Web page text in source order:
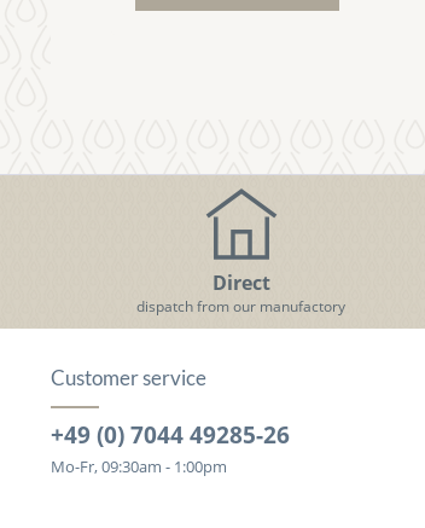
Direct
dispatch from our manufactory
Customer service
+49 (0) 7044 49285-26
Mo-Fr, 09:30am - 1:00pm